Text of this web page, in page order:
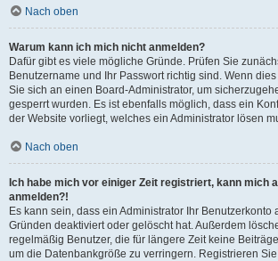
Nach oben
Warum kann ich mich nicht anmelden?
Dafür gibt es viele mögliche Gründe. Prüfen Sie
Benutzername und Ihr Passwort richtig sind. Wenn
Sie sich an einen Board-Administrator, um
gesperrt wurden. Es ist ebenfalls möglich, dass ein
der Website vorliegt, welches ein Administrator lösen
Nach oben
Ich habe mich vor einiger Zeit registriert, kann mich
anmelden?!
Es kann sein, dass ein Administrator Ihr Benutzerkonto
Gründen deaktiviert oder gelöscht hat. Außerdem
regelmäßig Benutzer, die für längere Zeit keine
um die Datenbankgröße zu verringern. Registrieren